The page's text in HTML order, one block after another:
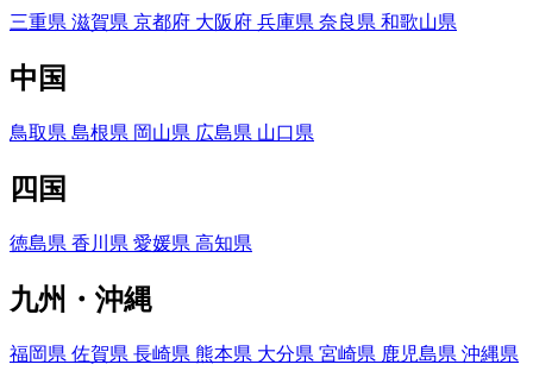
三重県 滋賀県 京都府 大阪府 兵庫県 奈良県 和歌山県
中国
鳥取県 島根県 岡山県 広島県 山口県
四国
徳島県 香川県 愛媛県 高知県
九州・沖縄
福岡県 佐賀県 長崎県 熊本県 大分県 宮崎県 鹿児島県 沖縄県